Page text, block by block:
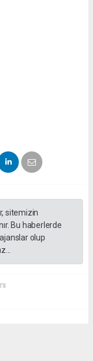
sitemizin
Bu haberlerde
olup